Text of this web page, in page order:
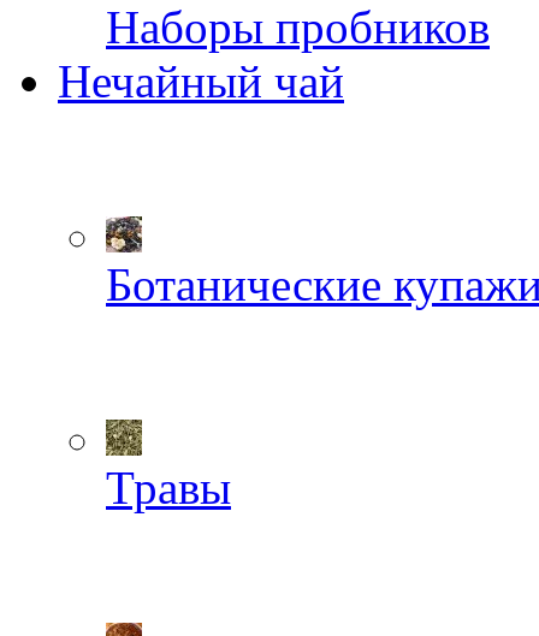
Наборы пробников
Нечайный чай
Ботанические
Травы